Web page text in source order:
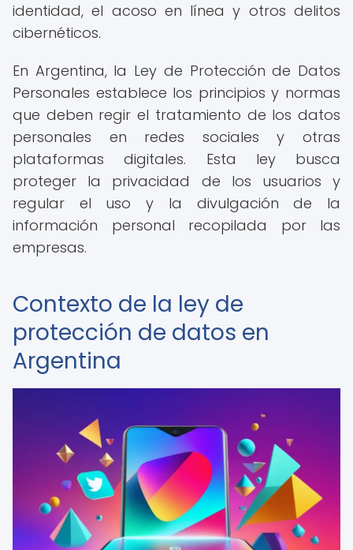
identidad, el acoso en línea y otros delitos
cibernéticos.
En Argentina, la Ley de Protección de Datos
Personales establece los principios y normas
que deben regir el tratamiento de los datos
personales en redes sociales y otras
plataformas digitales. Esta ley busca
proteger la privacidad de los usuarios y
regular el uso y la divulgación de la
información personal recopilada por las
empresas.
Contexto de la ley de
protección de datos en
Argentina